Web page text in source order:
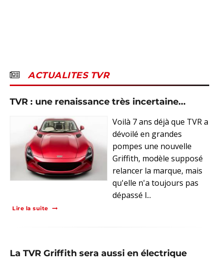
ACTUALITES TVR
TVR : une renaissance très incertaine...
Voilà 7 ans déjà que TVR a
dévoilé en grandes
pompes une nouvelle
Griffith, modèle supposé
relancer la marque, mais
qu'elle n'a toujours pas
dépassé l...
Lire la suite
La TVR Griffith sera aussi en électrique